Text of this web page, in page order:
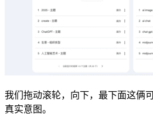
我们拖动滚轮，向下，最下面这俩
真实意图。